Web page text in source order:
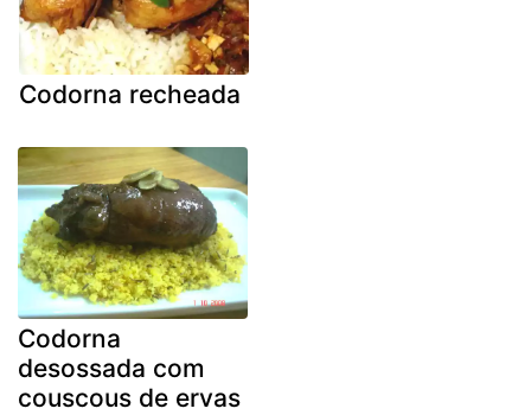
Codorna recheada
Codorna
desossada com
couscous de ervas